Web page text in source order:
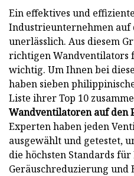
Ein effektives und
Industrieunternehmen auf
unerlässlich. Aus diesem
richtigen Wandventilators
wichtig. Um Ihnen bei
haben sieben
Liste ihrer Top 10
Wandventilatoren auf den
Experten haben jeden
ausgewählt und getestet,
die höchsten Standards
Geräuschreduzierung